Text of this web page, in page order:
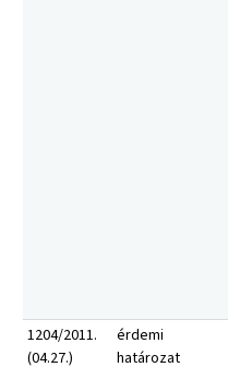
1204/2011.
(04.27.)
érdemi
határozat